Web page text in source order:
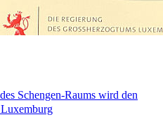
Schengen-Raums wird den